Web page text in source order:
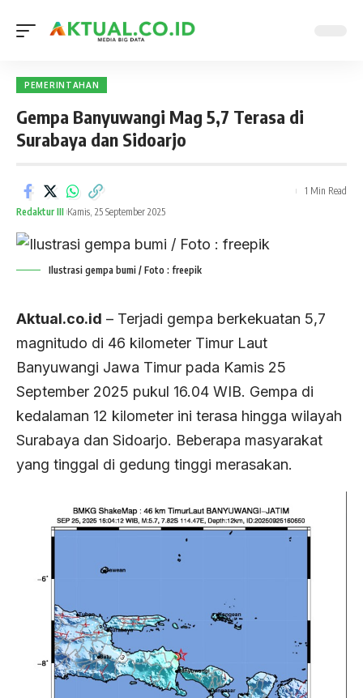
PEMERINTAHAN
Gempa Banyuwangi Mag 5,7 Terasa di
Surabaya dan Sidoarjo
Redaktur III Kamis, 25 September 2025
1 Min Read
Ilustrasi gempa bumi / Foto : freepik
Aktual.co.id – Terjadi gempa berkekuatan 5,7
magnitudo di 46 kilometer Timur Laut
Banyuwangi Jawa Timur pada Kamis 25
September 2025 pukul 16.04 WIB. Gempa di
kedalaman 12 kilometer ini terasa hingga wilayah
Surabaya dan Sidoarjo. Beberapa masyarakat
yang tinggal di gedung tinggi merasakan.